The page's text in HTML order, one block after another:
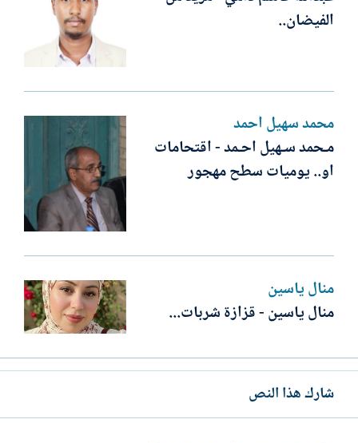
الفيضان..
محمد سهيل أحمد
مـحمد سـهيل احـمد - اقتحامات
او.. يوميات سطح مهجور
منال ياسين
منال ياسين - قزازة شربات...
شارك هذا النص